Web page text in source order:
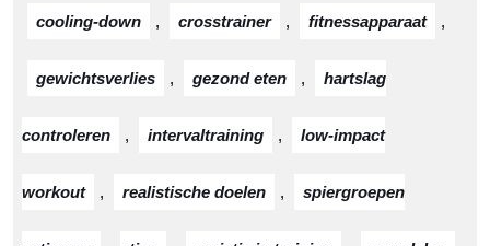
cooling-down , crosstrainer , fitnessapparaat ,
gewichtsverlies , gezond eten , hartslag
controleren , intervaltraining , low-impact
workout , realistische doelen , spiergroepen